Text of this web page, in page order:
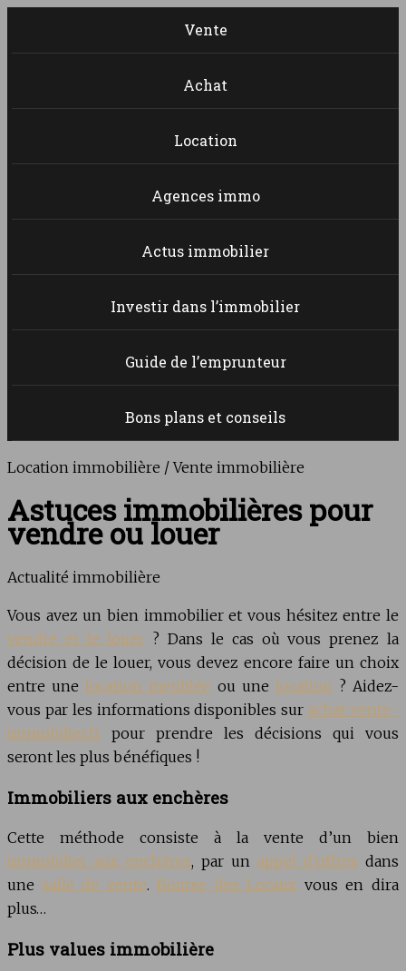
Vente
Achat
Location
Agences immo
Actus immobilier
Investir dans l’immobilier
Guide de l’emprunteur
Bons plans et conseils
Location immobilière / Vente immobilière
Astuces immobilières pour
vendre ou louer
Actualité immobilière
Vous avez un bien immobilier et vous hésitez entre le
vendre et le louer ? Dans le cas où vous prenez la
décision de le louer, vous devez encore faire un choix
entre unelocation meublée ou une location ? Aidez-
vous par les informations disponibles sur achat-vente-
immobilier.fr pour prendre les décisions qui vous
seront les plus bénéfiques !
Immobiliers aux enchères
Cette méthode consiste à la vente d’un bien
immobilier aux enchères, par un appel d’offres dans
une salle de vente.Bourse des Locaux vous en dira
plus…
Plus values immobilière